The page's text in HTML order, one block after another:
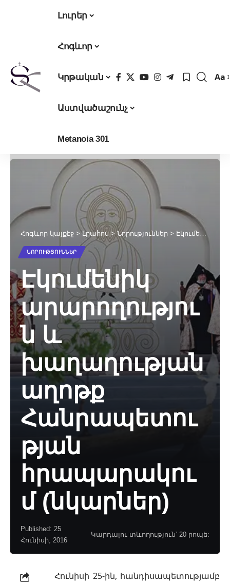
Լուրեր
Հոգևոր
Կրթական
Աստվածաշունչ
Metanoia 301
Aa
Հոգևոր կայքէջ >Լրահոս> Նորություններ > Էկումենիկ արարողություն և խաղաղության աղոթք Հանրապետության հրապարակում (նկարներ)
ՆՈՐՈՒԹՅՈՒՆՆԵՐ
Էկումենիկ
արարողությու
ն և
խաղաղության
աղոթք
Հանրապետու
թյան
հրապարակու
մ (նկարներ)
Published: 25
Հունիսի, 2016
Կարդալու տևողություն՝ 20 րոպե:
Հունիսի 25-ին, հանդիսապետությամբ